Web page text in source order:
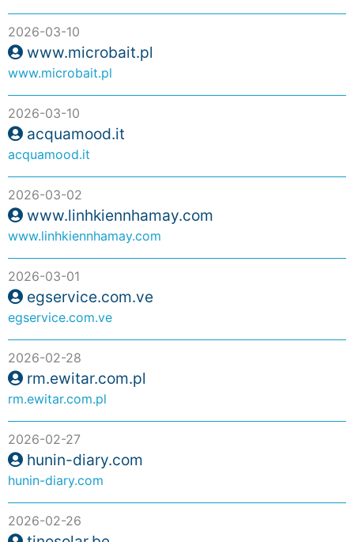
2026-03-10
www.microbait.pl
www.microbait.pl
2026-03-10
acquamood.it
acquamood.it
2026-03-02
www.linhkiennhamay.com
www.linhkiennhamay.com
2026-03-01
egservice.com.ve
egservice.com.ve
2026-02-28
rm.ewitar.com.pl
rm.ewitar.com.pl
2026-02-27
hunin-diary.com
hunin-diary.com
2026-02-26